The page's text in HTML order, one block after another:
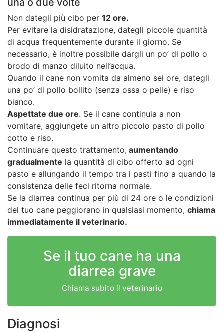
una o due volte
Non dategli più cibo per 12 ore.
Per evitare la disidratazione, dategli piccole quantità
di acqua frequentemente durante il giorno. Se
necessario, è inoltre possibile dargli un po’ di pollo o
brodo di manzo diluito nell’acqua.
Quando il cane non vomita da almeno sei ore, dategli
una po’ di pollo bollito (senza ossa o pelle) e riso
bianco.
Aspettate due ore. Se il cane continuia a non
vomitare, aggiungete un altro piccolo pasto di pollo
cotto e riso.
Continuare questo trattamento, aumentando
gradualmente la quantità di cibo offerto ad ogni
pasto e allungando il tempo tra i pasti fino a quando la
consistenza delle feci ritorna normale.
Se la diarrea continua per più di 24 ore o le condizioni
del tuo cane peggiorano in qualsiasi momento, chiama
immediatamente il veterinario.
Se il tuo cane ha una
diarrea grave
Chiama subito il veterinario
Diagnosi